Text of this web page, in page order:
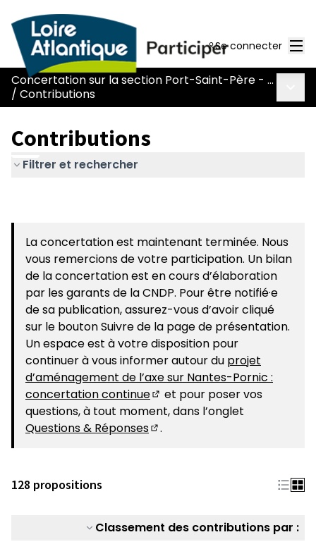
Se connecter
Concertation sur la section Port-Saint-Père - Le Pont Béranger de la route Nantes-Pornic
/ Contributions
Contributions
Filtrer et rechercher
La concertation est maintenant terminée. Nous
vous remercions de votre participation. Un bilan
de la concertation est en cours d’élaboration
par les garants de la CNDP. Pour être notifié·e
de sa publication, assurez-vous d’avoir cliqué
sur le bouton Suivre de la page de présentation.
Un espace est à votre disposition pour
continuer à vous informer autour du projet
d’aménagement de l’axe sur Nantes-Pornic :
concertation continue
(S'ouvre dans un nouvel
et pour poser vos
questions, à tout moment, dans l’onglet
Questions & Réponses
.
128 propositions
Classement des contributions par :